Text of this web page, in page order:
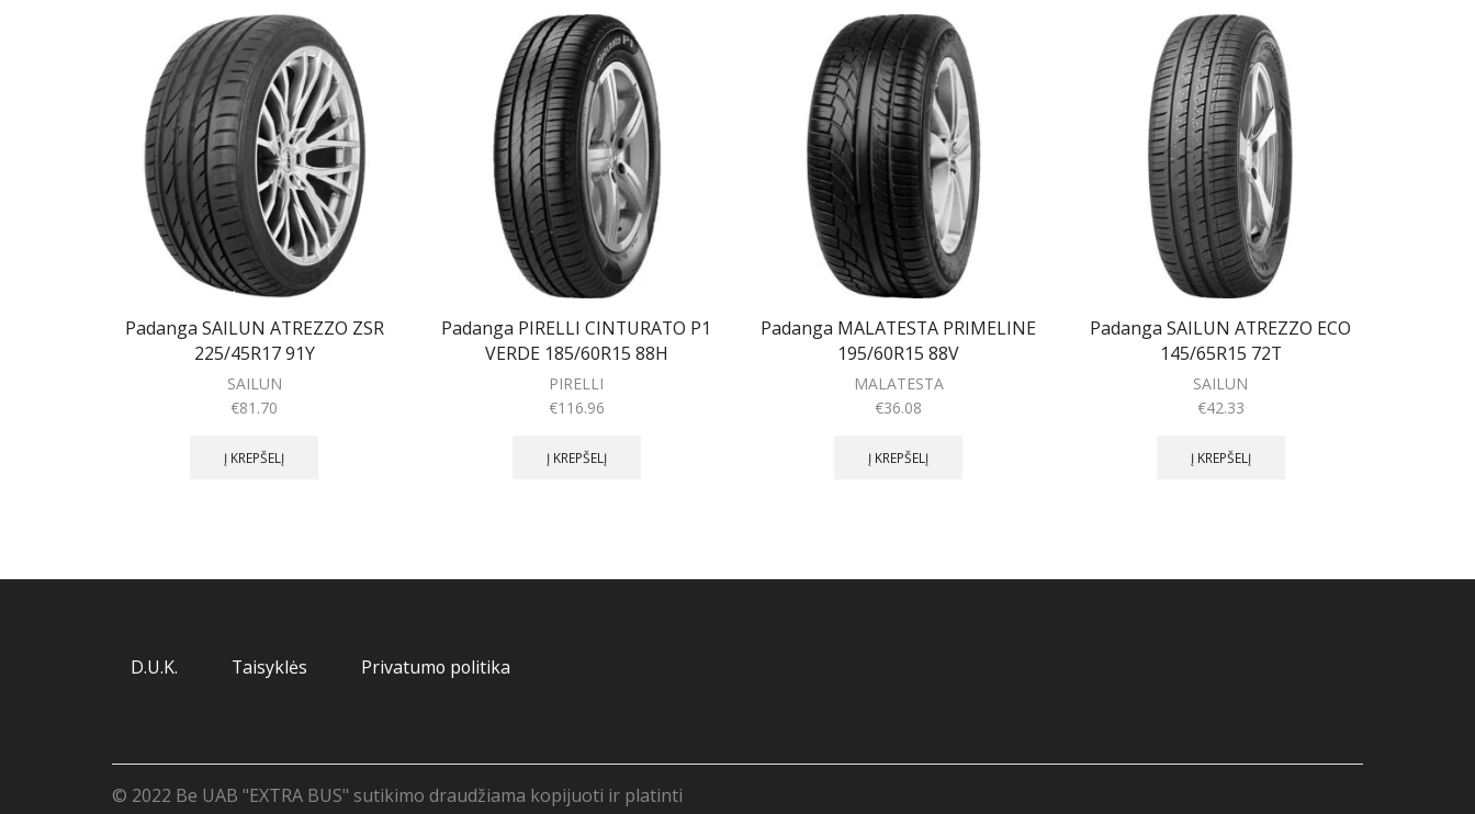
Padanga SAILUN ATREZZO ZSR
225/45R17 91Y
SAILUN
€81.70
Į KREPŠELĮ
Padanga PIRELLI CINTURATO P1
VERDE 185/60R15 88H
PIRELLI
€116.96
Į KREPŠELĮ
Padanga MALATESTA PRIMELINE
195/60R15 88V
MALATESTA
€36.08
Į KREPŠELĮ
Padanga SAILUN ATREZZO ECO
145/65R15 72T
SAILUN
€42.33
Į KREPŠELĮ
D.U.K. Taisyklės Privatumo politika
© 2022 Be UAB "EXTRA BUS" sutikimo draudžiama kopijuoti ir platinti